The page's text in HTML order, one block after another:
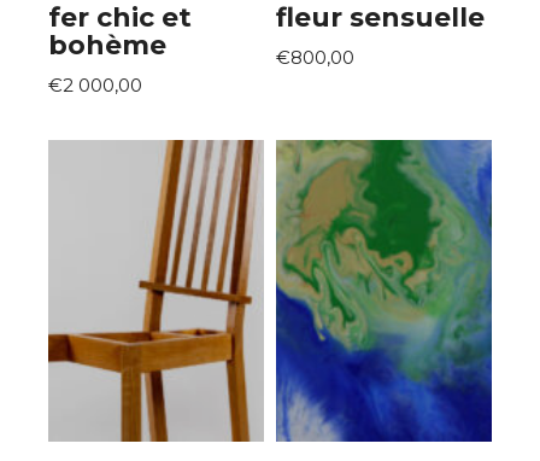
Adresse email*
fer chic et
bohème
€2 000,00
fleur sensuelle
€800,00